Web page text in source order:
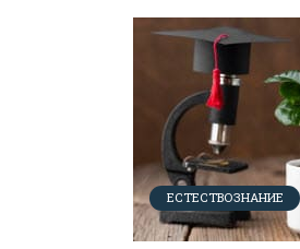
ЕСТЕСТВОЗНАНИЕ